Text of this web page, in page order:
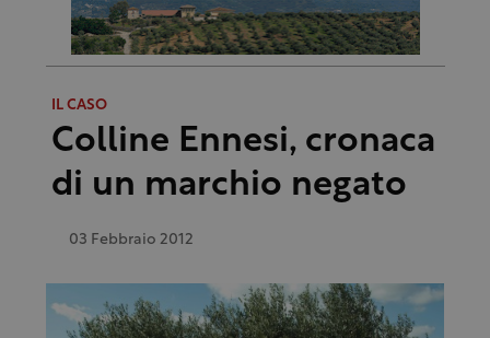
IL CASO
Colline Ennesi, cronaca
di un marchio negato
03 Febbraio 2012